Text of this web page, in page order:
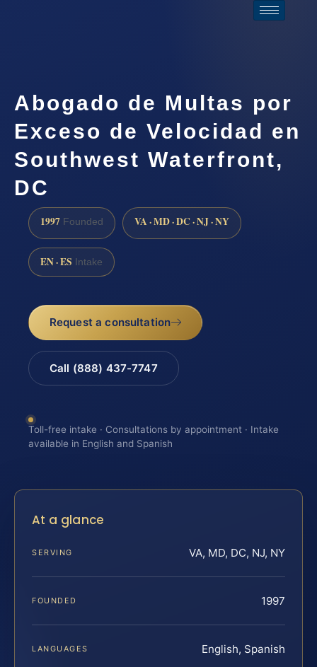
Abogado de Multas por
Exceso de Velocidad en
Southwest Waterfront,
DC
1997 Founded VA · MD · DC · NJ · NY
EN · ES Intake
Request a consultation
Call (888) 437-7747
Toll-free intake · Consultations by appointment · Intake
available in English and Spanish
At a glance
SERVING VA, MD, DC, NJ, NY
FOUNDED 1997
LANGUAGES English, Spanish